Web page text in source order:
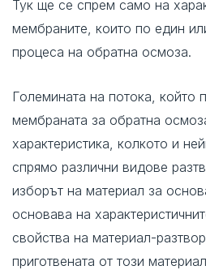
Тук ще се спрем само на
мембраните, които по един
процеса на обратна осмоза.
Големината на потока, който
мембраната за обратна
характеристика, колкото и
спрямо различни видове
изборът на материал за
основава на
свойства на материал-
приготвената от този